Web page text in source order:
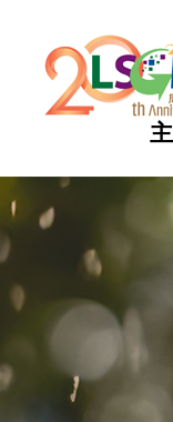
热门
LSCM 动向
热门
LSCM 动向
热门
LSCM 动向
热门
LSCM 动向
热门
LSCM 动向